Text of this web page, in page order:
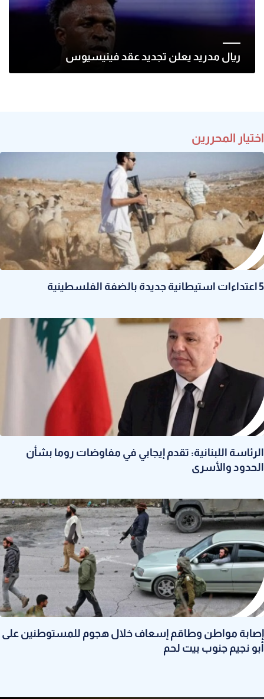
ريال مدريد يعلن تجديد عقد فينيسيوس
اختيار المحررين
5 اعتداءات استيطانية جديدة بالضفة الفلسطينية
الرئاسة اللبنانية: تقدم إيجابي في مفاوضات روما بشأن
الحدود والأسرى
إصابة مواطن وطاقم إسعاف خلال هجوم للمستوطنين على
أبو نجيم جنوب بيت لحم